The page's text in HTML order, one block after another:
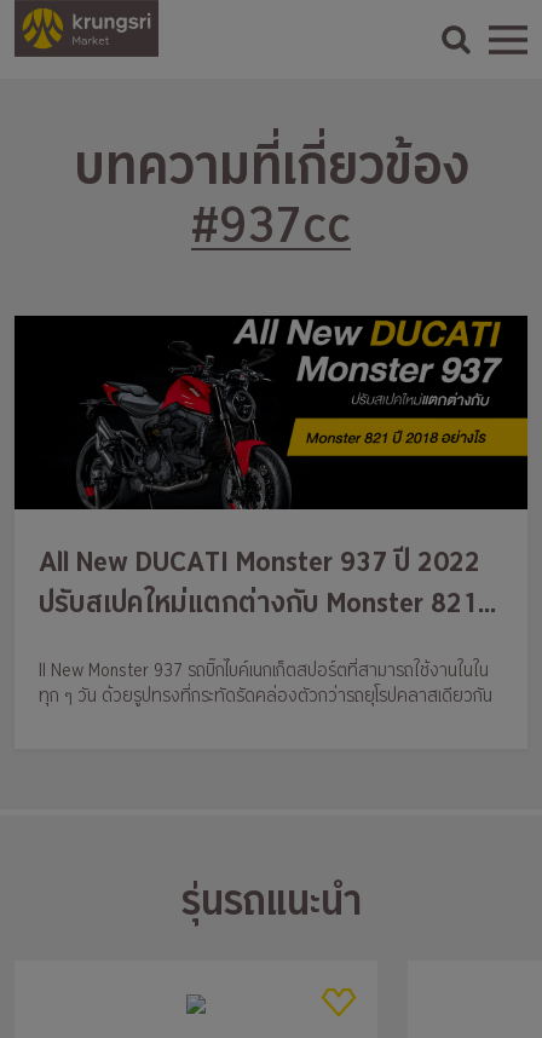
บทความที่เกี่ยวข้อง
#937cc
All New DUCATI Monster 937 ปี 2022
ปรับสเปคใหม่แตกต่างกับ Monster 821
ll New Monster 937 รถบิ๊กไบค์เนกเก็ตสปอร์ตที่สามารถใช้งานในใน
ทุก ๆ วัน ด้วยรูปทรงที่กระทัดรัดคล่องตัวกว่ารถยุโรปคลาสเดียวกัน
รุ่นรถแนะนำ